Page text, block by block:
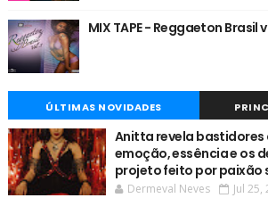
MIX TAPE - Reggaeton Brasil
ÚLTIMAS NOVIDADES
Anitta revela bastidores
emoção, essência e os
projeto feito por paixão
Dermeval Neves Jul 25,